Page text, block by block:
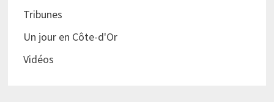
Tribunes
Un jour en Côte-d'Or
Vidéos